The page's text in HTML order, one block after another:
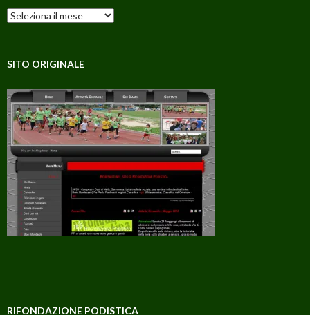
Archivi
SITO ORIGINALE
RIFONDAZIONE PODISTICA